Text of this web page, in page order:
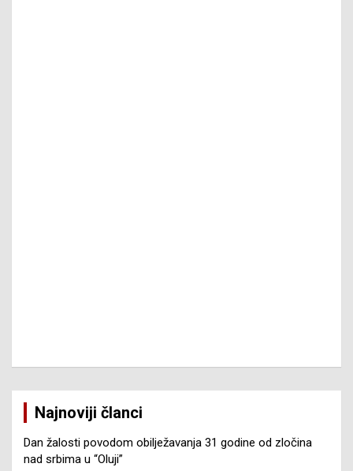
Najnoviji članci
Dan žalosti povodom obilježavanja 31 godine od zločina
nad srbima u “Oluji”